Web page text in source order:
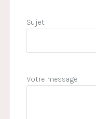
Sujet
Votre message